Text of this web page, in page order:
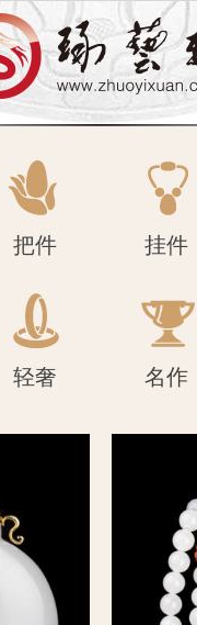
轻奢 名作
把件 挂件
轻奢 名作